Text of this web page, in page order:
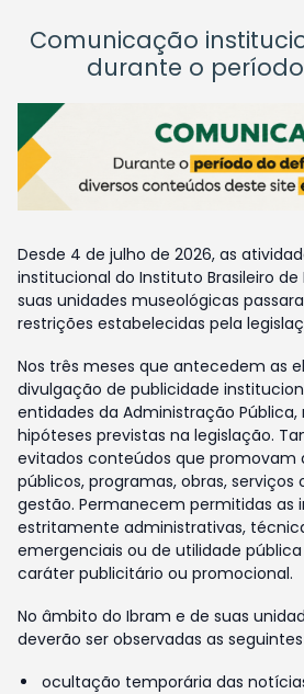
Comunicação
durante o
Desde 4 de julho de 2026, as
institucional do Instituto Brasileiro de
suas unidades museológicas
restrições estabelecidas pela
Nos três meses que antecedem as
divulgação de publicidade
entidades da Administração Pública,
hipóteses previstas na legislação.
evitados conteúdos que promovam
públicos, programas, obras, serviços
gestão. Permanecem permitidas as
estritamente administrativas,
emergenciais ou de utilidade
caráter publicitário ou promocional.
No âmbito do Ibram e de suas
deverão ser observadas as
ocultação temporária das